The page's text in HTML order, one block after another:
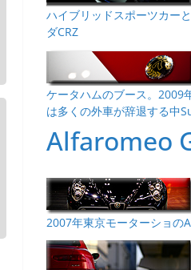
ハイブリッドスポーツカー
ダCRZ
ケータハムのブース。2009
は多くの外車が辞退する中
Alfaromeo
2007年東京モーターショの